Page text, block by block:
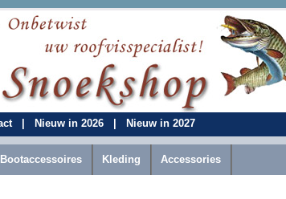
Nieuw in 2026 Nieuw in 2027
Bootaccessoires Kleding Accessories